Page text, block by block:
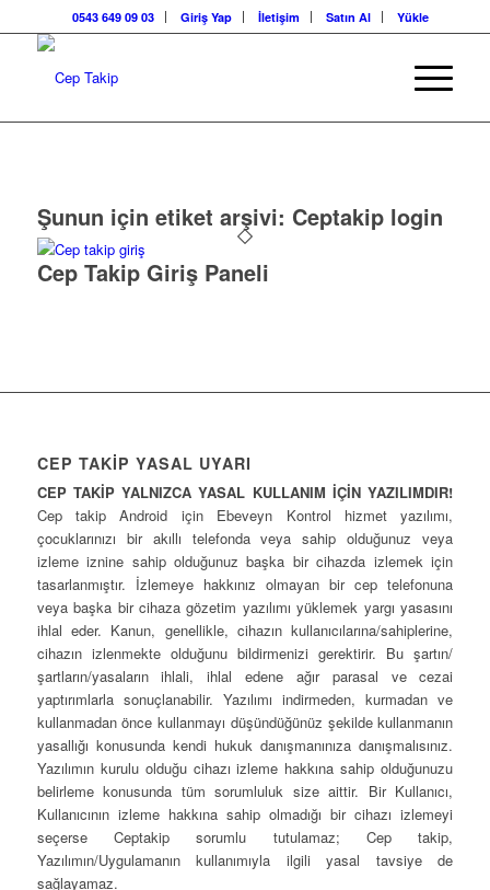
0543 649 09 03 Giriş Yap İletişim Satın Al Yükle
Şunun için etiket arşivi: Ceptakip login
Cep Takip Giriş Paneli
CEP TAKİP YASAL UYARI
CEP TAKİP YALNIZCA YASAL KULLANIM İÇİN YAZILIMDIR!
Cep takip Android için Ebeveyn Kontrol hizmet yazılımı,
çocuklarınızı bir akıllı telefonda veya sahip olduğunuz veya
izleme iznine sahip olduğunuz başka bir cihazda izlemek için
tasarlanmıştır. İzlemeye hakkınız olmayan bir cep telefonuna
veya başka bir cihaza gözetim yazılımı yüklemek yargı yasasını
ihlal eder. Kanun, genellikle, cihazın kullanıcılarına/sahiplerine,
cihazın izlenmekte olduğunu bildirmenizi gerektirir. Bu şartın/
şartların/yasaların ihlali, ihlal edene ağır parasal ve cezai
yaptırımlarla sonuçlanabilir. Yazılımı indirmeden, kurmadan ve
kullanmadan önce kullanmayı düşündüğünüz şekilde kullanmanın
yasallığı konusunda kendi hukuk danışmanınıza danışmalısınız.
Yazılımın kurulu olduğu cihazı izleme hakkına sahip olduğunuzu
belirleme konusunda tüm sorumluluk size aittir. Bir Kullanıcı,
Kullanıcının izleme hakkına sahip olmadığı bir cihazı izlemeyi
seçerse Ceptakip sorumlu tutulamaz; Cep takip,
Yazılımın/Uygulamanın kullanımıyla ilgili yasal tavsiye de
sağlayamaz.